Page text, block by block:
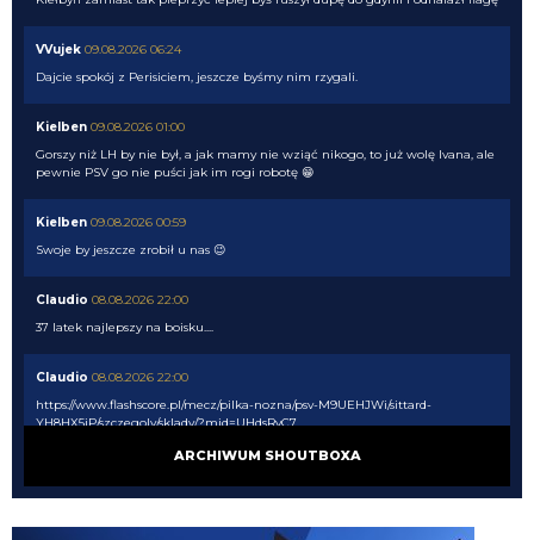
VVujek 09.08.2026 06:24
Dajcie spokój z Perisiciem, jeszcze byśmy nim rzygali.
Kielben 09.08.2026 01:00
Gorszy niż LH by nie był, a jak mamy nie wziąć nikogo, to już wolę Ivana, ale
pewnie PSV go nie puści jak im rogi robotę 😁
Kielben 09.08.2026 00:59
Swoje by jeszcze zrobił u nas 😉
Claudio 08.08.2026 22:00
37 latek najlepszy na boisku....
Claudio 08.08.2026 22:00
https://www.flashscore.pl/mecz/pilka-nozna/psv-M9UEHJWi/sittard-
YH8HX5iP/szczegoly/sklady/?mid=UHdsRvC7
Noge
ARCHIWUM SHOUTBOXA